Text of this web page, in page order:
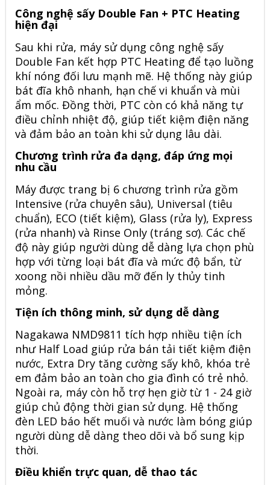
Công nghệ sấy Double Fan + PTC Heating
hiện đại
Sau khi rửa, máy sử dụng công nghệ sấy
Double Fan kết hợp PTC Heating để tạo luồng
khí nóng đối lưu mạnh mẽ. Hệ thống này giúp
bát đĩa khô nhanh, hạn chế vi khuẩn và mùi
ẩm mốc. Đồng thời, PTC còn có khả năng tự
điều chỉnh nhiệt độ, giúp tiết kiệm điện năng
và đảm bảo an toàn khi sử dụng lâu dài.
Chương trình rửa đa dạng, đáp ứng mọi
nhu cầu
Máy được trang bị 6 chương trình rửa gồm
Intensive (rửa chuyên sâu), Universal (tiêu
chuẩn), ECO (tiết kiệm), Glass (rửa ly), Express
(rửa nhanh) và Rinse Only (tráng sơ). Các chế
độ này giúp người dùng dễ dàng lựa chọn phù
hợp với từng loại bát đĩa và mức độ bẩn, từ
xoong nồi nhiều dầu mỡ đến ly thủy tinh
mỏng.
Tiện ích thông minh, sử dụng dễ dàng
Nagakawa NMD9811 tích hợp nhiều tiện ích
như Half Load giúp rửa bán tải tiết kiệm điện
nước, Extra Dry tăng cường sấy khô, khóa trẻ
em đảm bảo an toàn cho gia đình có trẻ nhỏ.
Ngoài ra, máy còn hỗ trợ hẹn giờ từ 1 - 24 giờ
giúp chủ động thời gian sử dụng. Hệ thống
đèn LED báo hết muối và nước làm bóng giúp
người dùng dễ dàng theo dõi và bổ sung kịp
thời.
Điều khiển trực quan, dễ thao tác